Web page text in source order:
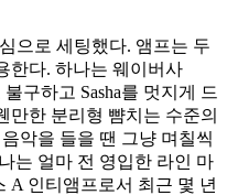
으로 세팅했다. 앰프는 두
한다. 하나는 웨이버사
구하고 Sasha를 멋지게 드
만한 분리형 뺨치는 수준의
악을 들을 땐 그냥 며칠씩
는 얼마 전 영입한 라인 마
A 인티앰프로서 최근 몇 년